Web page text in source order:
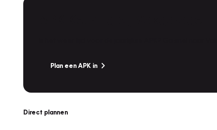
Plan een APK in
Direct plannen